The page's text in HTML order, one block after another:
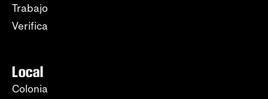
Trabajo
Verifica
Local
Colonia